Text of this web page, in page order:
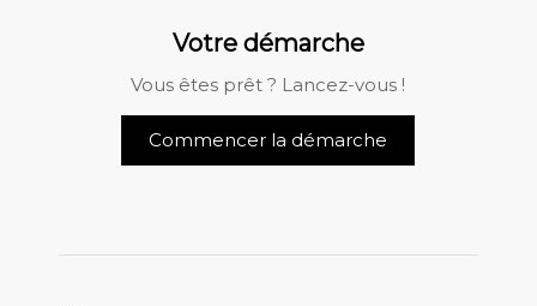
Votre démarche
Vous êtes prêt ? Lancez-vous !
Commencer la démarche